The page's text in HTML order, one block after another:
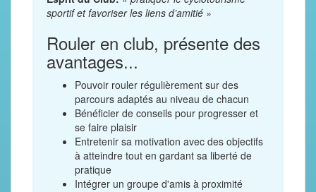
sportif et favoriser les liens d’amitié »
Rouler en club, présente des
avantages...
Pouvoir rouler régulièrement sur des
parcours adaptés au niveau de chacun
Bénéficier de conseils pour progresser et
se faire plaisir
Entretenir sa motivation avec des objectifs
à atteindre tout en gardant sa liberté de
pratique
Intégrer un groupe d'amis à proximité